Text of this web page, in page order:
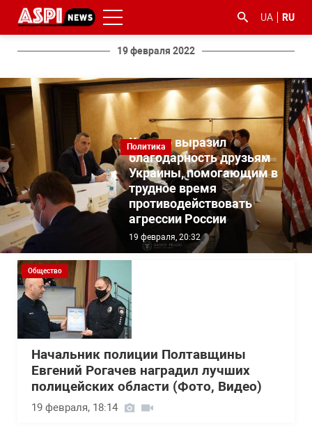
UA RU
19 февраля 2022
Политика
Кличко выразил
благодарность друзьям
Украины, помогающим в
трудное время
противодействовать
агрессии России
19 февраля, 20:32
Общество
Начальник полиции Полтавщины
Евгений Рогачев наградил лучших
полицейских области (Фото, Видео)
19 февраля, 18:14
#ООС
#боротьба
з
корупцією
#гфс #Киев #коронавірус